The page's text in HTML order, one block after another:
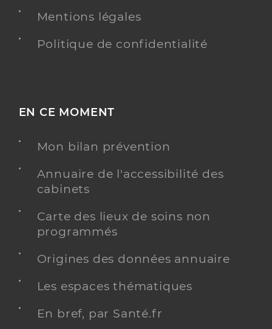
Mentions légales
Politique de confidentialité
EN CE MOMENT
Mon bilan prévention
Annuaire de l'accessibilité des
cabinets
Carte des lieux de soins non
programmés
Origines des données annuaire
Les espaces thématiques
En bref, par Santé.fr